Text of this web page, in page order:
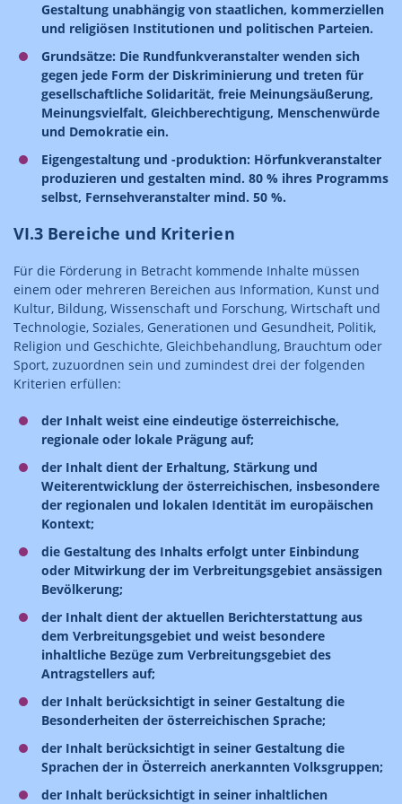
Gestaltung unabhängig von staatlichen, kommerziellen
und religiösen Institutionen und politischen Parteien.
Grundsätze: Die Rundfunkveranstalter wenden sich
gegen jede Form der Diskriminierung und treten für
gesellschaftliche Solidarität, freie Meinungsäußerung,
Meinungsvielfalt, Gleichberechtigung, Menschenwürde
und Demokratie ein.
Eigengestaltung und -produktion: Hörfunkveranstalter
produzieren und gestalten mind. 80 % ihres Programms
selbst, Fernsehveranstalter mind. 50 %.
VI.3 Bereiche und Kriterien
Für die Förderung in Betracht kommende Inhalte müssen
einem oder mehreren Bereichen aus Information, Kunst und
Kultur, Bildung, Wissenschaft und Forschung, Wirtschaft und
Technologie, Soziales, Generationen und Gesundheit, Politik,
Religion und Geschichte, Gleichbehandlung, Brauchtum oder
Sport, zuzuordnen sein und zumindest drei der folgenden
Kriterien erfüllen:
der Inhalt weist eine eindeutige österreichische,
regionale oder lokale Prägung auf;
der Inhalt dient der Erhaltung, Stärkung und
Weiterentwicklung der österreichischen, insbesondere
der regionalen und lokalen Identität im europäischen
Kontext;
die Gestaltung des Inhalts erfolgt unter Einbindung
oder Mitwirkung der im Verbreitungsgebiet ansässigen
Bevölkerung;
der Inhalt dient der aktuellen Berichterstattung aus
dem Verbreitungsgebiet und weist besondere
inhaltliche Bezüge zum Verbreitungsgebiet des
Antragstellers auf;
der Inhalt berücksichtigt in seiner Gestaltung die
Besonderheiten der österreichischen Sprache;
der Inhalt berücksichtigt in seiner Gestaltung die
Sprachen der in Österreich anerkannten Volksgruppen;
der Inhalt berücksichtigt in seiner inhaltlichen